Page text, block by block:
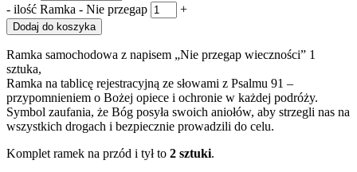
- ilość Ramka - Nie przegap +
Dodaj do koszyka
Ramka samochodowa z napisem „Nie przegap wieczności” 1
sztuka,
Ramka na tablicę rejestracyjną ze słowami z Psalmu 91 –
przypomnieniem o Bożej opiece i ochronie w każdej podróży.
Symbol zaufania, że Bóg posyła swoich aniołów, aby strzegli nas na
wszystkich drogach i bezpiecznie prowadzili do celu.
Komplet ramek na przód i tył to 2 sztuki.